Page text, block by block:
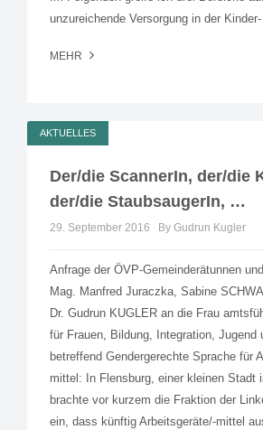
unzureichende Versorgung in der
MEHR
AKTUELLES
Der/die ScannerIn, der/die
der/die StaubsaugerIn, …
29. September 2016 By Gudrun Kugler
Anfrage der ÖVP-Gemeinderätunnen
Mag. Manfred Juraczka, Sabine
Dr. Gudrun KUGLER an die Frau
für Frauen, Bildung, Integration, Jugend
betreffend Gendergerechte Sprache für
mittel: In Flensburg, einer kleinen Stadt
brachte vor kurzem die Fraktion der
ein, dass künftig Arbeitsgeräte/-mittel